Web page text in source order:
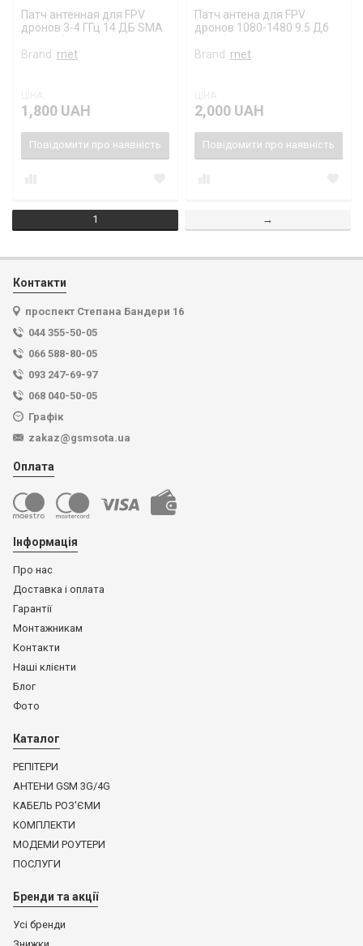
Патч антенная для FPV
дронов 3-4 ГГц 14 ДБ SMA
Brand rnet
1,800 UAH
Повідомити про наявність
Патч антена для FPV
дронов 1080-1480 9.5 Дб
Brand rnet
2,000 UAH
Повідомити про наявність
1 →
Контакти
проспект Степана Бандери 16
044 355-50-05
066 588-80-05
093 247-69-97
068 040-50-05
Графік
zakaz@gsmsota.ua
Оплата
Інформація
Про нас
Доставка і оплата
Гарантії
Монтажникам
Контакти
Наші клієнти
Блог
Фото
Каталог
РЕПІТЕРИ
АНТЕНИ GSM 3G/4G
КАБЕЛЬ РОЗ'ЄМИ
КОМПЛЕКТИ
МОДЕМИ РОУТЕРИ
ПОСЛУГИ
Бренди та акції
Усі бренди